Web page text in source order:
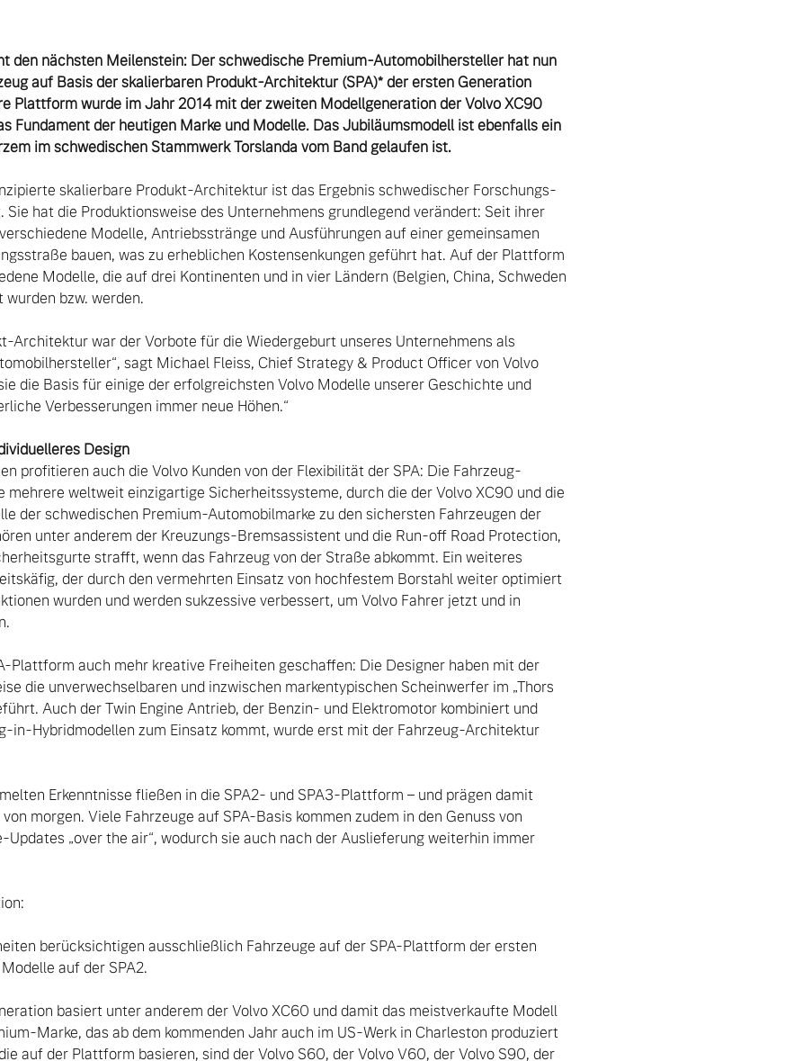
den nächsten Meilenstein: Der schwedische Premium-Automobilhersteller hat nun
auf Basis der skalierbaren Produkt-Architektur (SPA)* der ersten Generation
Plattform wurde im Jahr 2014 mit der zweiten Modellgeneration der Volvo XC90
Fundament der heutigen Marke und Modelle. Das Jubiläumsmodell ist ebenfalls ein
im schwedischen Stammwerk Torslanda vom Band gelaufen ist.
skalierbare Produkt-Architektur ist das Ergebnis schwedischer Forschungs-
Sie hat die Produktionsweise des Unternehmens grundlegend verändert: Seit ihrer
Modelle, Antriebsstränge und Ausführungen auf einer gemeinsamen
bauen, was zu erheblichen Kostensenkungen geführt hat. Auf der Plattform
Modelle, die auf drei Kontinenten und in vier Ländern (Belgien, China, Schweden
Architektur war der Vorbote für die Wiedergeburt unseres Unternehmens als
sagt Michael Fleiss, Chief Strategy & Product Officer von Volvo
die Basis für einige der erfolgreichsten Volvo Modelle unserer Geschichte und
Design
profitieren auch die Volvo Kunden von der Flexibilität der SPA: Die Fahrzeug-
weltweit einzigartige Sicherheitssysteme, durch die der Volvo XC90 und die
der schwedischen Premium-Automobilmarke zu den sichersten Fahrzeugen der
unter anderem der Kreuzungs-Bremsassistent und die Run-off Road Protection,
strafft, wenn das Fahrzeug von der Straße abkommt. Ein weiteres
der durch den vermehrten Einsatz von hochfestem Borstahl weiter optimiert
wurden und werden sukzessive verbessert, um Volvo Fahrer jetzt und in
Plattform auch mehr kreative Freiheiten geschaffen: Die Designer haben mit der
die unverwechselbaren und inzwischen markentypischen Scheinwerfer im „Thors
Auch der Twin Engine Antrieb, der Benzin- und Elektromotor kombiniert und
in-Hybridmodellen zum Einsatz kommt, wurde erst mit der Fahrzeug-Architektur
Erkenntnisse fließen in die SPA2- und SPA3-Plattform – und prägen damit
morgen. Viele Fahrzeuge auf SPA-Basis kommen zudem in den Genuss von
„over the air“, wodurch sie auch nach der Auslieferung weiterhin immer
berücksichtigen ausschließlich Fahrzeuge auf der SPA-Plattform der ersten
auf der SPA2.
basiert unter anderem der Volvo XC60 und damit das meistverkaufte Modell
Marke, das ab dem kommenden Jahr auch im US-Werk in Charleston produziert
auf der Plattform basieren, sind der Volvo S60, der Volvo V60, der Volvo S90, der